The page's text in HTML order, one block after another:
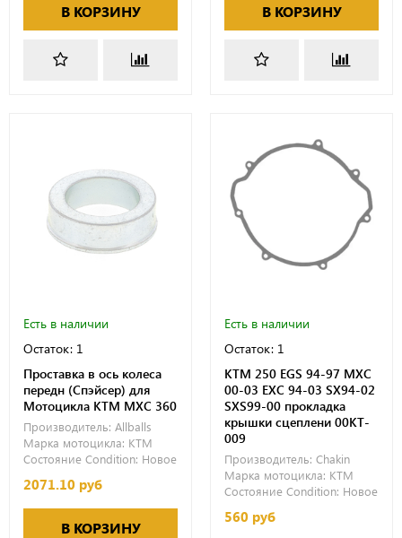
В КОРЗИНУ В КОРЗИНУ
Есть в наличии
Остаток: 1
Проставка в ось колеса
передн (Спэйсер) для
Мотоцикла KTM MXC 360
Производитель: Allballs
Марка мотоцикла: KTM
Состояние Condition: Новое
2071.10 руб
В КОРЗИНУ
Есть в наличии
Остаток: 1
KTM 250 EGS 94-97 MXC
00-03 EXC 94-03 SX94-02
SXS99-00 прокладка
крышки сцеплени 00KT-
009
Производитель: Chakin
Марка мотоцикла: KTM
Состояние Condition: Новое
560 руб